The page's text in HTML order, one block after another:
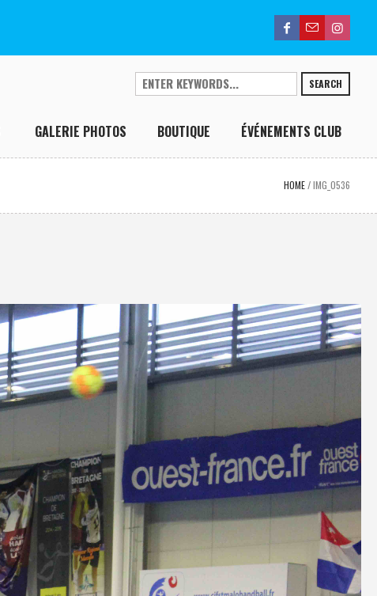
SEARCH
GALERIE PHOTOS BOUTIQUE ÉVÉNEMENTS CLUB
HOME /IMG_0536